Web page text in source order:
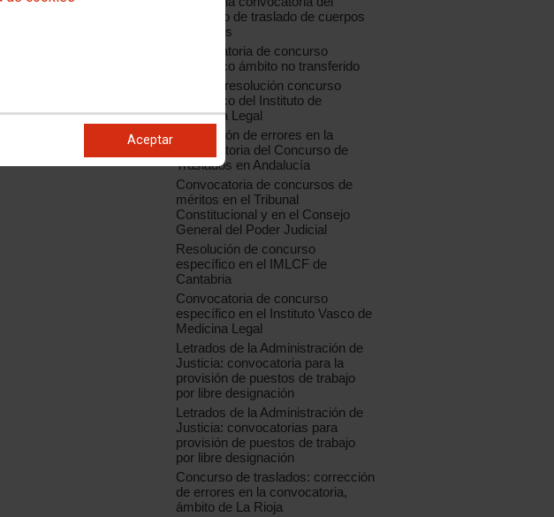
Aceptar
concurso de traslado de cuerpos
generales
Convocatoria de concurso
específico ámbito no transferido
Aragón: resolución concurso
específico del Instituto de
Medicina Legal
Corrección de errores en la
convocatoria del Concurso de
Traslados en Andalucía
Convocatoria de concursos de
méritos en el Tribunal
Constitucional y en el Consejo
General del Poder Judicial
Resolución de concurso
específico en el IMLCF de
Cantabria
Convocatoria de concurso
específico en el Instituto Vasco de
Medicina Legal
Letrados de la Administración de
Justicia: convocatoria para la
provisión de puestos de trabajo
por libre designación
Letrados de la Administración de
Justicia: convocatorias para
provisión de puestos de trabajo
por libre designación
Concurso de traslados: corrección
de errores en la convocatoria,
ámbito de La Rioja